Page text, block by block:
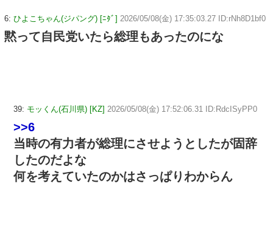
6: ひよこちゃん(ジパング) [ﾆﾀﾞ] 2026/05/08(金) 17:35:03.27 ID:rNh8D1bf0
黙って自民党いたら総理もあったのにな
39: モッくん(石川県) [KZ] 2026/05/08(金) 17:52:06.31 ID:RdcISyPP0
>>6
当時の有力者が総理にさせようとしたが固辞
したのだよな
何を考えていたのかはさっぱりわからん